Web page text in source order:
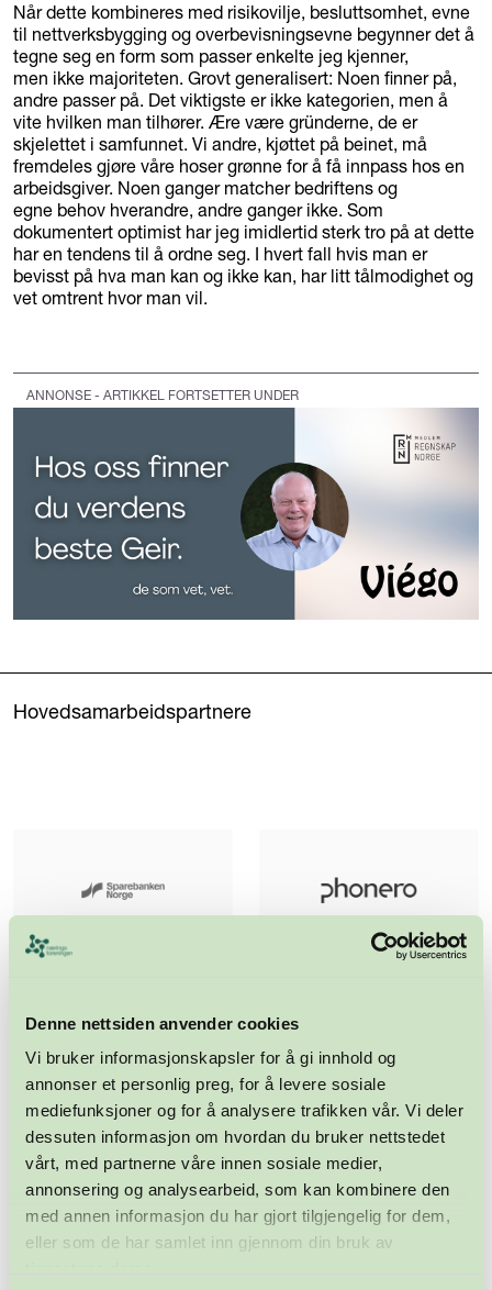
Denne nettsiden anvender cookies
Vi bruker informasjonskapsler for å gi innhold og
annonser et personlig preg, for å levere sosiale
mediefunksjoner og for å analysere trafikken vår. Vi deler
dessuten informasjon om hvordan du bruker nettstedet
vårt, med partnerne våre innen sosiale medier,
annonsering og analysearbeid, som kan kombinere den
med annen informasjon du har gjort tilgjengelig for dem,
eller som de har samlet inn gjennom din bruk av
Når dette kombineres med risikovilje, besluttsomhet, evne
til nettverksbygging og overbevisningsevne begynner det å
tegne seg en form som passer enkelte jeg kjenner,
men ikke majoriteten. Grovt generalisert: Noen finner på,
andre passer på. Det viktigste er ikke kategorien, men å
vite hvilken man tilhører. Ære være gründerne, de er
skjelettet i samfunnet. Vi andre, kjøttet på beinet, må
fremdeles gjøre våre hoser grønne for å få innpass hos en
arbeidsgiver. Noen ganger matcher bedriftens og
egne behov hverandre, andre ganger ikke. Som
dokumentert optimist har jeg imidlertid sterk tro på at dette
har en tendens til å ordne seg. I hvert fall hvis man er
bevisst på hva man kan og ikke kan, har litt tålmodighet og
vet omtrent hvor man vil.
ANNONSE - ARTIKKEL FORTSETTER UNDER
Hovedsamarbeidspartnere